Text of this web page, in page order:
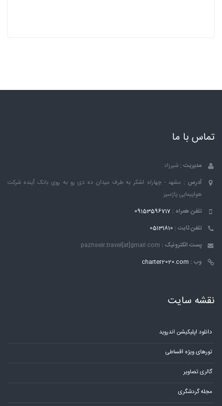
تماس با ما
مدیریت : شیرزاد
آدرس : مشهد - چهاراه لشکر به طرف میدان ده دی رو به روی بانک ٱینده شرکت
هواپیمایی پاژسیر
تلفن همراه : 09153596717
تلفن ثابت : 05131810
پست الکترونیک : pazhseir.travel[at]gmail.com
وب : charter2020.com
نقشه سایت
دانلود اپلیکیشن اندروید
تورهای ویژه اقساطی
گالری تصاویر
مجله گردشگری